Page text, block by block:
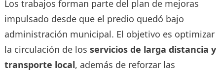
Los trabajos forman parte del plan de mejoras
impulsado desde que el predio quedó bajo
administración municipal. El objetivo es optimizar
la circulación de los servicios de larga distancia y
transporte local, además de reforzar las